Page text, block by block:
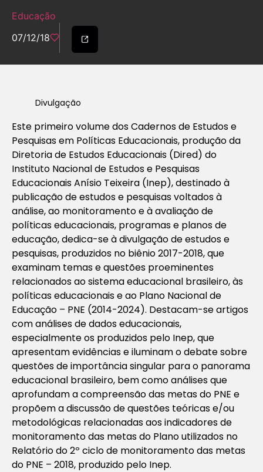
Educação
07/12/18
Divulgação
Este primeiro volume dos Cadernos de Estudos e
Pesquisas em Políticas Educacionais, produção da
Diretoria de Estudos Educacionais (Dired) do
Instituto Nacional de Estudos e Pesquisas
Educacionais Anísio Teixeira (Inep), destinado à
publicação de estudos e pesquisas voltados à
análise, ao monitoramento e à avaliação de
políticas educacionais, programas e planos de
educação, dedica-se à divulgação de estudos e
pesquisas, produzidos no biênio 2017-2018, que
examinam temas e questões proeminentes
relacionados ao sistema educacional brasileiro, às
políticas educacionais e ao Plano Nacional de
Educação – PNE (2014-2024). Destacam-se artigos
com análises de dados educacionais,
especialmente os produzidos pelo Inep, que
apresentam evidências e iluminam o debate sobre
questões de importância singular para o panorama
educacional brasileiro, bem como análises que
aprofundam a compreensão das metas do PNE e
propõem a discussão de questões teóricas e/ou
metodológicas relacionadas aos indicadores de
monitoramento das metas do Plano utilizados no
Relatório do 2º ciclo de monitoramento das metas
do PNE – 2018, produzido pelo Inep.